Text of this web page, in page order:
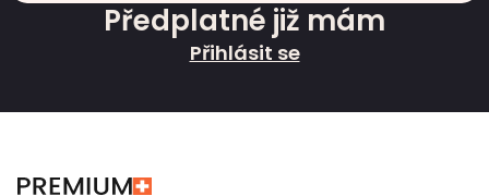
Předplatné již mám
Přihlásit se